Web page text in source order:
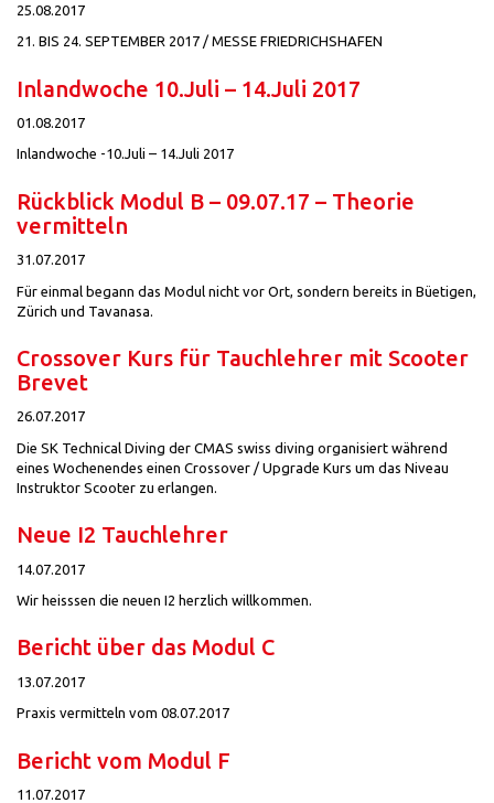
25.08.2017
21. BIS 24. SEPTEMBER 2017 / MESSE FRIEDRICHSHAFEN
Inlandwoche 10.Juli – 14.Juli 2017
01.08.2017
Inlandwoche -10.Juli – 14.Juli 2017
Rückblick Modul B – 09.07.17 – Theorie
vermitteln
31.07.2017
Für einmal begann das Modul nicht vor Ort, sondern bereits in Büetigen,
Zürich und Tavanasa.
Crossover Kurs für Tauchlehrer mit Scooter
Brevet
26.07.2017
Die SK Technical Diving der CMAS swiss diving organisiert während
eines Wochenendes einen Crossover / Upgrade Kurs um das Niveau
Instruktor Scooter zu erlangen.
Neue I2 Tauchlehrer
14.07.2017
Wir heisssen die neuen I2 herzlich willkommen.
Bericht über das Modul C
13.07.2017
Praxis vermitteln vom 08.07.2017
Bericht vom Modul F
11.07.2017